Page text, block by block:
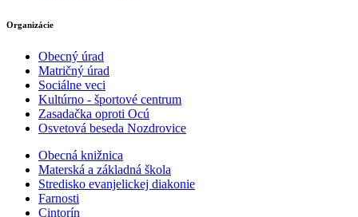
Organizácie
Obecný úrad
Matričný úrad
Sociálne veci
Kultúrno - športové centrum
Zasadačka oproti Ocú
Osvetová beseda Nozdrovice
Obecná knižnica
Materská a základná škola
Stredisko evanjelickej diakonie
Farnosti
Cintorín